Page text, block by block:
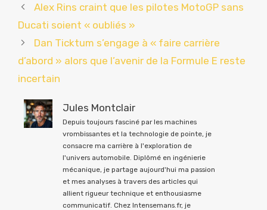
Alex Rins craint que les pilotes MotoGP sans
Ducati soient « oubliés »
Dan Ticktum s’engage à « faire carrière
d’abord » alors que l’avenir de la Formule E reste
incertain
Jules Montclair
Depuis toujours fasciné par les machines
vrombissantes et la technologie de pointe, je
consacre ma carrière à l'exploration de
l'univers automobile. Diplômé en ingénierie
mécanique, je partage aujourd'hui ma passion
et mes analyses à travers des articles qui
allient rigueur technique et enthousiasme
communicatif. Chez Intensemans.fr, je